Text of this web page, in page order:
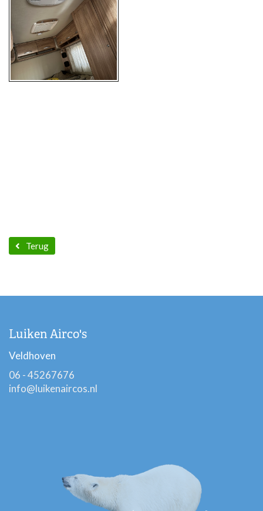
Terug
Luiken Airco's
Veldhoven
06 - 45267676
info@luikenaircos.nl